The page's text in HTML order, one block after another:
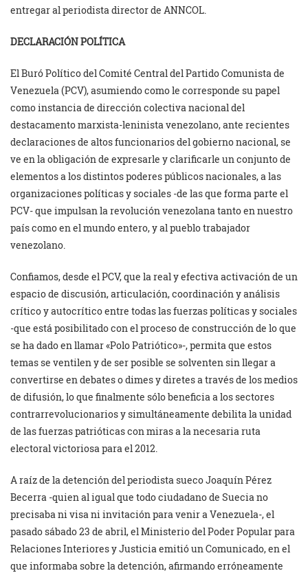
entregar al periodista director de ANNCOL.
DECLARACIÓN POLÍTICA
El Buró Político del Comité Central del Partido Comunista de
Venezuela (PCV), asumiendo como le corresponde su papel
como instancia de dirección colectiva nacional del
destacamento marxista-leninista venezolano, ante recientes
declaraciones de altos funcionarios del gobierno nacional, se
ve en la obligación de expresarle y clarificarle un conjunto de
elementos a los distintos poderes públicos nacionales, a las
organizaciones políticas y sociales -de las que forma parte el
PCV- que impulsan la revolución venezolana tanto en nuestro
país como en el mundo entero, y al pueblo trabajador
venezolano.
Confiamos, desde el PCV, que la real y efectiva activación de un
espacio de discusión, articulación, coordinación y análisis
crítico y autocrítico entre todas las fuerzas políticas y sociales
-que está posibilitado con el proceso de construcción de lo que
se ha dado en llamar «Polo Patriótico»-, permita que estos
temas se ventilen y de ser posible se solventen sin llegar a
convertirse en debates o dimes y diretes a través de los medios
de difusión, lo que finalmente sólo beneficia a los sectores
contrarrevolucionarios y simultáneamente debilita la unidad
de las fuerzas patrióticas con miras a la necesaria ruta
electoral victoriosa para el 2012.
A raíz de la detención del periodista sueco Joaquín Pérez
Becerra -quien al igual que todo ciudadano de Suecia no
precisaba ni visa ni invitación para venir a Venezuela-, el
pasado sábado 23 de abril, el Ministerio del Poder Popular para
Relaciones Interiores y Justicia emitió un Comunicado, en el
que informaba sobre la detención, afirmando erróneamente